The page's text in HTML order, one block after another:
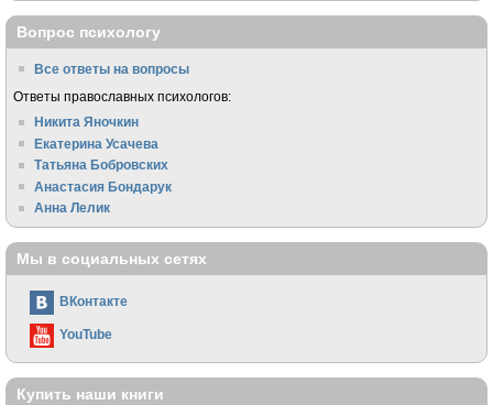
Вопрос психологу
Все ответы на вопросы
Ответы православных психологов:
Никита Яночкин
Екатерина Усачева
Татьяна Бобровских
Анастасия Бондарук
Анна Лелик
Мы в социальных сетях
ВКонтакте
YouTube
Купить наши книги